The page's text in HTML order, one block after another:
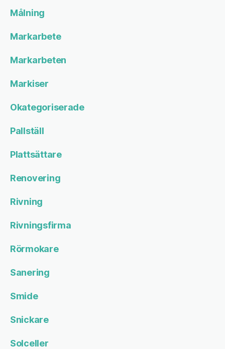
Målning
Markarbete
Markarbeten
Markiser
Okategoriserade
Pallställ
Plattsättare
Renovering
Rivning
Rivningsfirma
Rörmokare
Sanering
Smide
Snickare
Solceller